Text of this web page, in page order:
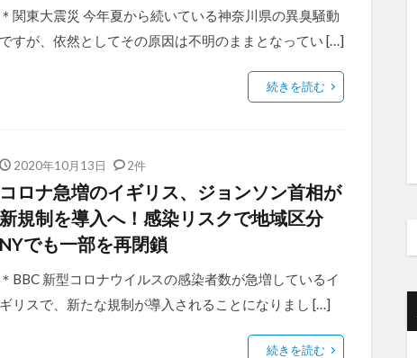
＊関東大震災 今年夏から続いている神奈川県の異臭騒動
ですが、依然としてその原因は不明のままとなってい […]
続きを読む
2020年10月13日 2件
コロナ急増のイギリス、ジョンソン首相が
新規制を導入へ！感染リスクで地域区分
NYでも一部を再閉鎖
＊BBC 新型コロナウイルスの感染者数が急増しているイ
ギリスで、新たな規制が導入されることになりまし […]
続きを読む